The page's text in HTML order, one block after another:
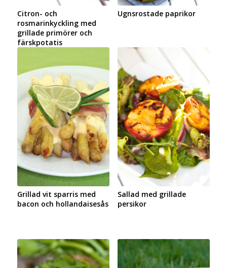
Citron- och
rosmarinkyckling med
grillade primörer och
färskpotatis
Ugnsrostade paprikor
Grillad vit sparris med
bacon och hollandaisesås
Sallad med grillade
persikor